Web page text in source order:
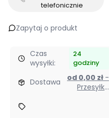
1-
2,2KW
Cumark
ES350
telefonicznie
Zapytaj o produkt
Czas
wysyłki:
24
godziny
Dostawa od 0,00 zł -
Przesyłka